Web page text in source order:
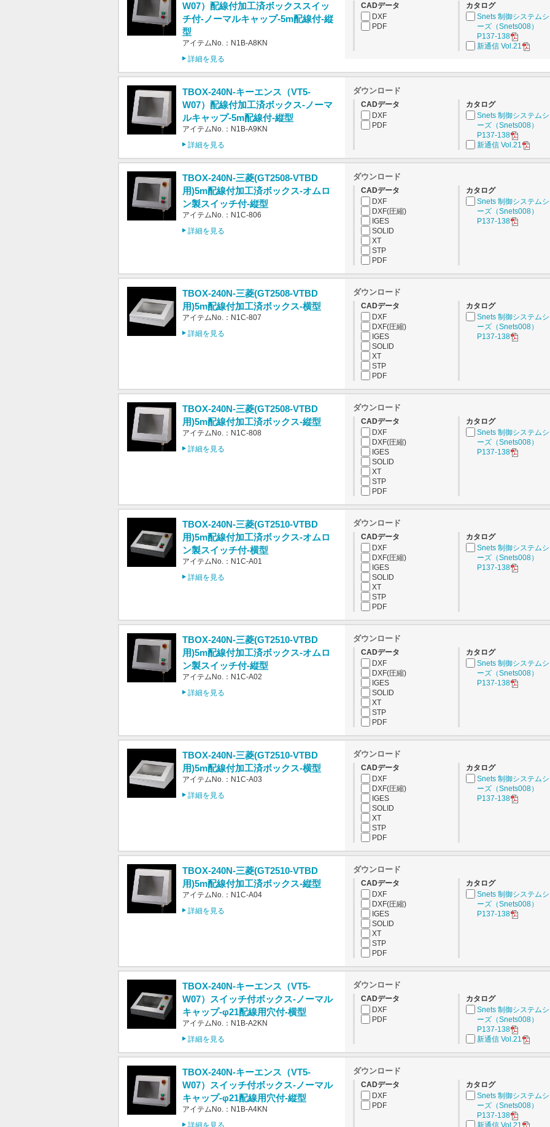
W07）配線付加工済ボックススイッ
チ付-ノーマルキャップ-5m配線付-縦
型
アイテムNo.：N1B-A8KN
詳細を見る
CADデータ
DXF
PDF
カタログ
Snets 制御システムシ
ーズ（Snets008）
P137-138
新通信 Vol.21
TBOX-240N-キーエンス（VT5-
W07）配線付加工済ボックス-ノーマ
ルキャップ-5m配線付-縦型
アイテムNo.：N1B-A9KN
詳細を見る
ダウンロード
CADデータ
DXF
PDF
カタログ
Snets 制御システムシ
ーズ（Snets008）
P137-138
新通信 Vol.21
TBOX-240N-三菱(GT2508-VTBD
用)5m配線付加工済ボックス-オムロ
ン製スイッチ付-縦型
アイテムNo.：N1C-806
詳細を見る
ダウンロード
CADデータ
DXF
DXF(圧縮)
IGES
SOLID
XT
STP
PDF
カタログ
Snets 制御システムシ
ーズ（Snets008）
P137-138
TBOX-240N-三菱(GT2508-VTBD
用)5m配線付加工済ボックス-横型
アイテムNo.：N1C-807
詳細を見る
ダウンロード
CADデータ
DXF
DXF(圧縮)
IGES
SOLID
XT
STP
PDF
カタログ
Snets 制御システムシ
ーズ（Snets008）
P137-138
TBOX-240N-三菱(GT2508-VTBD
用)5m配線付加工済ボックス-縦型
アイテムNo.：N1C-808
詳細を見る
ダウンロード
CADデータ
DXF
DXF(圧縮)
IGES
SOLID
XT
STP
PDF
カタログ
Snets 制御システムシ
ーズ（Snets008）
P137-138
TBOX-240N-三菱(GT2510-VTBD
用)5m配線付加工済ボックス-オムロ
ン製スイッチ付-横型
アイテムNo.：N1C-A01
詳細を見る
ダウンロード
CADデータ
DXF
DXF(圧縮)
IGES
SOLID
XT
STP
PDF
カタログ
Snets 制御システムシ
ーズ（Snets008）
P137-138
TBOX-240N-三菱(GT2510-VTBD
用)5m配線付加工済ボックス-オムロ
ン製スイッチ付-縦型
アイテムNo.：N1C-A02
詳細を見る
ダウンロード
CADデータ
DXF
DXF(圧縮)
IGES
SOLID
XT
STP
PDF
カタログ
Snets 制御システムシ
ーズ（Snets008）
P137-138
TBOX-240N-三菱(GT2510-VTBD
用)5m配線付加工済ボックス-横型
アイテムNo.：N1C-A03
詳細を見る
ダウンロード
CADデータ
DXF
DXF(圧縮)
IGES
SOLID
XT
STP
PDF
カタログ
Snets 制御システムシ
ーズ（Snets008）
P137-138
TBOX-240N-三菱(GT2510-VTBD
用)5m配線付加工済ボックス-縦型
アイテムNo.：N1C-A04
詳細を見る
ダウンロード
CADデータ
DXF
DXF(圧縮)
IGES
SOLID
XT
STP
PDF
カタログ
Snets 制御システムシ
ーズ（Snets008）
P137-138
TBOX-240N-キーエンス（VT5-
W07）スイッチ付ボックス-ノーマル
キャップ-φ21配線用穴付-横型
アイテムNo.：N1B-A2KN
詳細を見る
ダウンロード
CADデータ
DXF
PDF
カタログ
Snets 制御システムシ
ーズ（Snets008）
P137-138
新通信 Vol.21
TBOX-240N-キーエンス（VT5-
W07）スイッチ付ボックス-ノーマル
キャップ-φ21配線用穴付-縦型
アイテムNo.：N1B-A4KN
詳細を見る
ダウンロード
CADデータ
DXF
PDF
カタログ
Snets 制御システムシ
ーズ（Snets008）
P137-138
新通信 Vol.21